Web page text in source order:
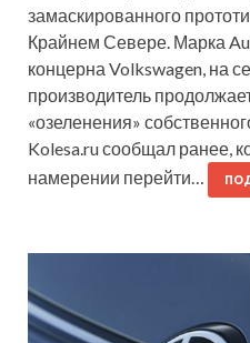
замаскированного
Крайнем Севере. Марка
концерна Volkswagen, на
производитель
«озеленения»
Kolesa.ru сообщал ранее,
намерении перейти…